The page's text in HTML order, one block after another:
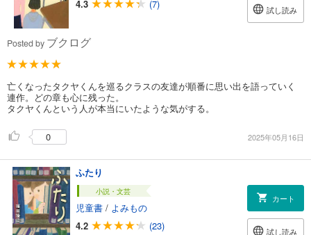
4.3
(7) 試し読み
Posted by ブクログ
亡くなったタクヤくんを巡るクラスの友達が順番に思い出を語っていく
連作。どの章も心に残った。
タクヤくんという人が本当にいたような気がする。
0 2025年05月16日
ふたり
小説・文芸
児童書 / よみもの
4.2
(23)
カート
試し読み